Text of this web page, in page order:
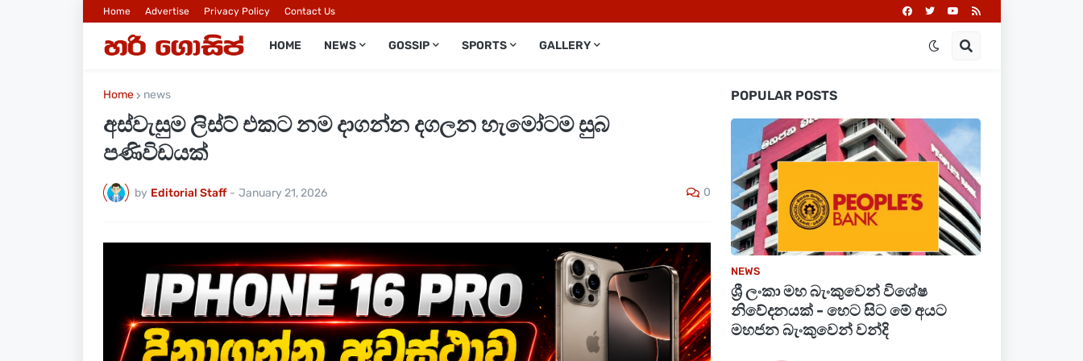
Home Advertise Privacy Policy Contact Us
HOME NEWS GOSSIP SPORTS GALLERY
Home news
අස්වැසුම ලිස්ට් එකට නම දාගන්න දගලන හැමෝටම සුබ
පණිවිඩයක්
by Editorial Staff - January 21, 2026 0
POPULAR POSTS
NEWS
ශ්‍රී ලංකා මහ බැංකුවෙන් විශේෂ
නිවේදනයක් - හෙට සිට මේ අයට
මහජන බැංකුවෙන් වන්දි